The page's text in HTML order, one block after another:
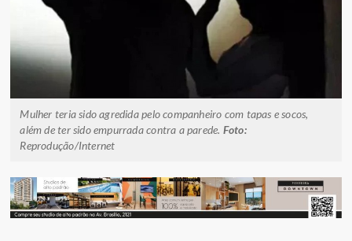
Mulher teria sido agredida pelo companheiro com tapas e socos,
além de ter sido empurrada contra a parede. Foto:
Reprodução/Internet